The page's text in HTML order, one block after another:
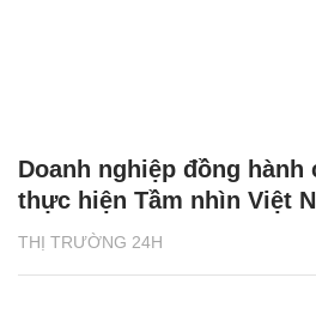
THỊ TRƯỜNG 24H
Doanh nghiệp đồng hành
thực hiện Tầm nhìn Việt